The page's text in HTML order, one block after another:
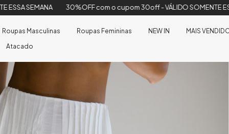
com o cupom 30off - VÁLIDO SOMENTE ESSA SEMANA
Roupas Masculinas Roupas Femininas NEW IN MAIS
Atacado